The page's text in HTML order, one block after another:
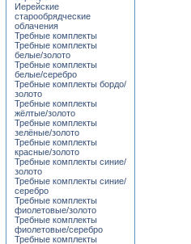
Иерейские
старообрядческие
облачения
Требные комплекты
Требные комплекты
белые/золото
Требные комплекты
белые/серебро
Требные комплекты бордо/
золото
Требные комплекты
жёлтые/золото
Требные комплекты
зелёные/золото
Требные комплекты
красные/золото
Требные комплекты синие/
золото
Требные комплекты синие/
серебро
Требные комплекты
фиолетовые/золото
Требные комплекты
фиолетовые/серебро
Требные комплекты